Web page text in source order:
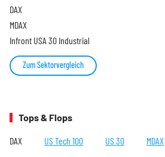
DAX
MDAX
Infront USA 30 Industrial
Zum Sektorvergleich
Tops & Flops
DAX US Tech 100 US 30 MDAX